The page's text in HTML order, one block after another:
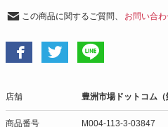
この商品に関するご質問、 お問い合
店舗 豊洲市場ドットコム（
商品番号 M004-113-3-03847